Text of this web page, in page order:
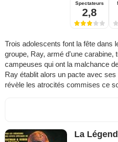
Spectateurs
2,8
Trois adolescents font la fête dans
groupe, Ray, armé d'une carabine,
campeuses qui ont la malchance
Ray établit alors un pacte avec
révèle les atrocités commises ce
La